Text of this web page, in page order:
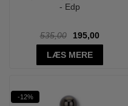
- Edp
535,00
195,00
LÆS MERE
-12%